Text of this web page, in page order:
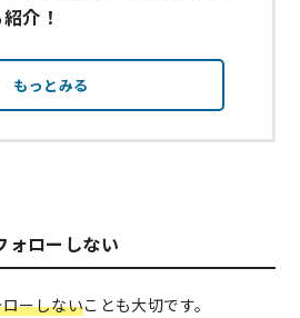
介！
もっとみる
ォローしない
ーしないことも大切です。